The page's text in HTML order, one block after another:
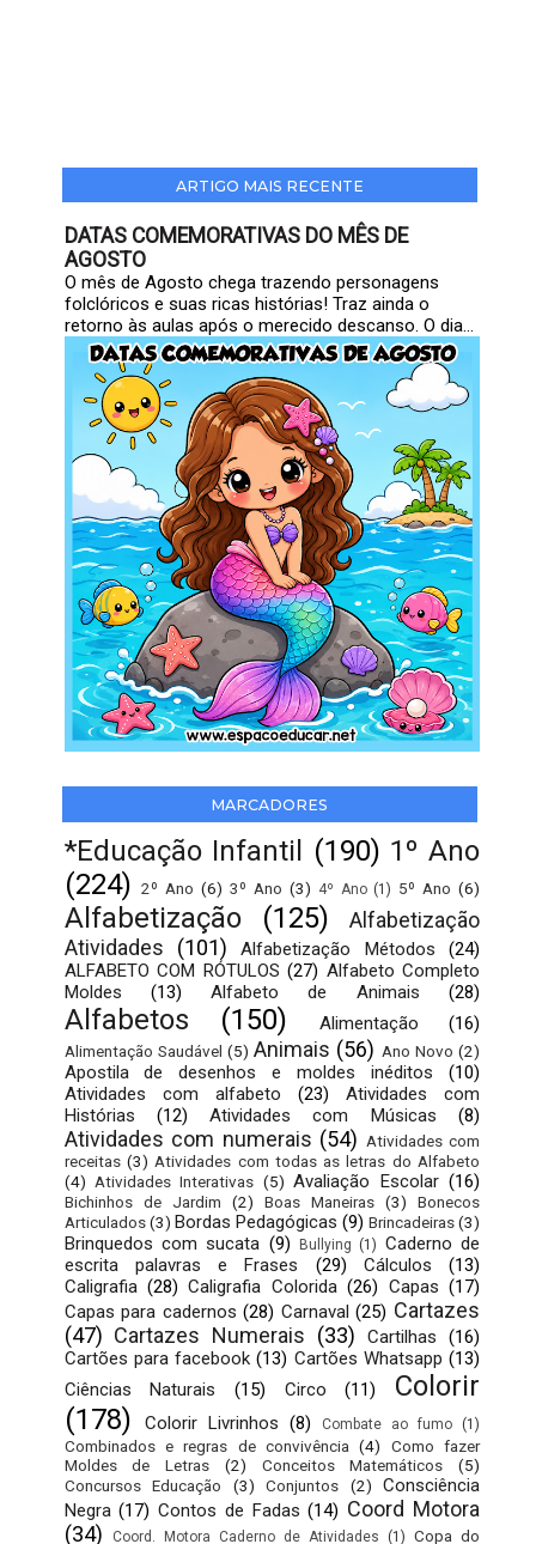
ARTIGO MAIS RECENTE
DATAS COMEMORATIVAS DO MÊS DE
AGOSTO
O mês de Agosto chega trazendo personagens
folclóricos e suas ricas histórias! Traz ainda o
retorno às aulas após o merecido descanso. O dia...
MARCADORES
*Educação Infantil (190) 1º Ano
(224) 2º Ano (6) 3º Ano (3) 4º Ano (1) 5º Ano (6)
Alfabetização (125)
Alfabetização
Atividades
(101) Alfabetização Métodos
(24)
ALFABETO COM RÓTULOS (27) Alfabeto Completo
Moldes
(13) Alfabeto de Animais (28)
Alfabetos (150) Alimentação (16)
Alimentação Saudável (5) Animais (56) Ano Novo (2)
Apostila de desenhos e moldes inéditos
(10)
Atividades com alfabeto
(23)
Atividades com
Histórias
(12) Atividades com Músicas (8)
Atividades com numerais (54) Atividades com
receitas (3) Atividades com todas as letras do Alfabeto
(4) Atividades Interativas (5) Avaliação Escolar (16)
Bichinhos de Jardim (2) Boas Maneiras (3)
Bonecos
Articulados (3) Bordas Pedagógicas (9) Brincadeiras(3)
Brinquedos com sucata (9) Bullying (1) Caderno de
escrita palavras e Frases
(29) Cálculos
(13)
Caligrafia (28) Caligrafia Colorida (26) Capas (17)
Capas para cadernos (28) Carnaval (25) Cartazes
(47) Cartazes Numerais (33) Cartilhas
(16)
Cartões para facebook (13) Cartões Whatsapp (13)
Ciências Naturais
(15) Circo (11)
Colorir
(178)
Colorir Livrinhos (8) Combate ao fumo (1)
Combinados e regras de convivência (4)
Como fazer
Moldes de Letras
(2) Conceitos Matemáticos
(5)
Concursos Educação
(3) Conjuntos (2)
Consciência
Negra (17) Contos de Fadas (14) Coord Motora
(34)
Coord. Motora Caderno de Atividades (1) Copa do